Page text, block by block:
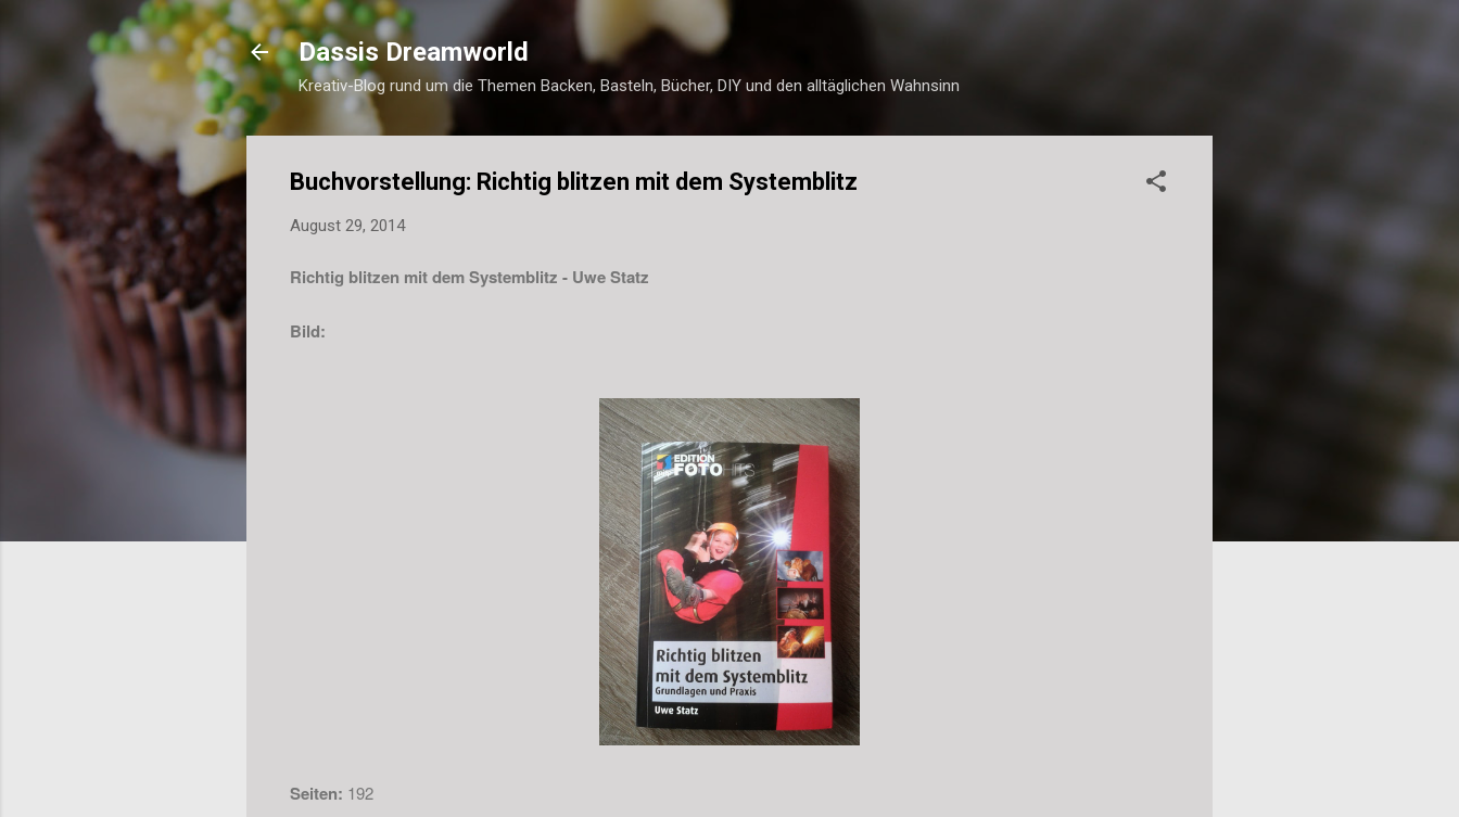
Direkt zum Hauptbereich
Dassis Dreamworld
Kreativ-Blog rund um die Themen Backen, Basteln, Bücher, DIY und den alltäglichen Wahnsinn
Buchvorstellung: Richtig blitzen mit dem Systemblitz
August 29, 2014
Richtig blitzen mit dem Systemblitz - Uwe Statz
Bild:
Seiten: 192